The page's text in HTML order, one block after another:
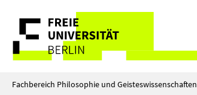
direkt
Inhalt
Service-
Navigation
Fachbereich Philosophie und Geisteswissenschaften